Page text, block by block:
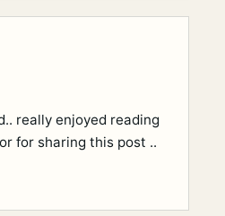
really enjoyed reading
for sharing this post ..